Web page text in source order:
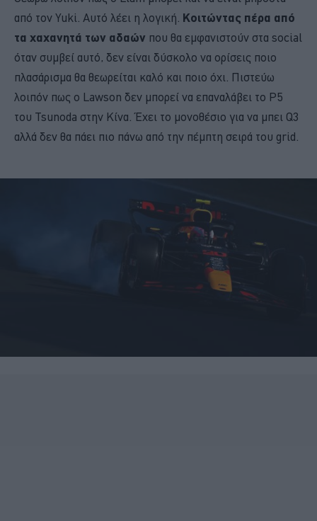
από τον Yuki. Αυτό λέει η λογική. Κοιτώντας πέρα από
τα χαχανητά των αδαών που θα εμφανιστούν στα social
όταν συμβεί αυτό, δεν είναι δύσκολο να ορίσεις ποιο
πλασάρισμα θα θεωρείται καλό και ποιο όχι. Πιστεύω
λοιπόν πως ο Lawson δεν μπορεί να επαναλάβει το P5
του Tsunoda στην Κίνα. Έχει το μονοθέσιο για να μπει Q3
αλλά δεν θα πάει πιο πάνω από την πέμπτη σειρά του grid.